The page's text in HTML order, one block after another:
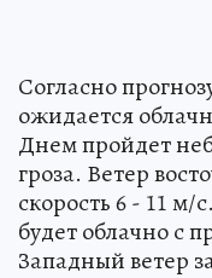
Согласно
ожидается
Днем пройдет
гроза. Ветер
скорость 6 - 11 м/
будет облачно с
Западный ветер